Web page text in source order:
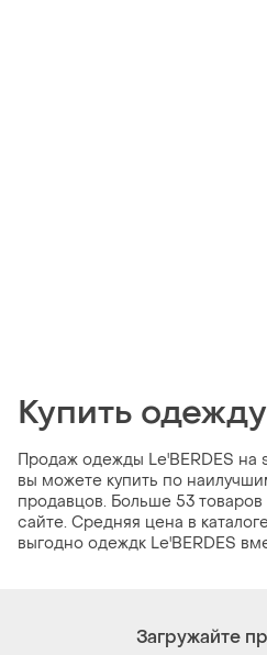
Купить
Продаж одежды Le'BERDES на
вы можете купить по
продавцов. Больше 53
сайте. Средняя цена в
выгодно одеждк Le'BERDES
Загружайте